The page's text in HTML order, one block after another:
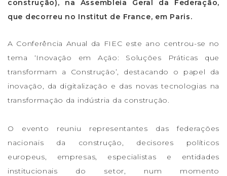
construção), na Assembleia Geral da Federação,
que decorreu no Institut de France, em Paris.
A Conferência Anual da FIEC este ano centrou-se no
tema ‘Inovação em Ação: Soluções Práticas que
transformam a Construção’, destacando o papel da
inovação, da digitalização e das novas tecnologias na
transformação da indústria da construção.
O evento reuniu representantes das federações
nacionais da construção, decisores políticos
europeus, empresas, especialistas e entidades
institucionais do setor, num momento